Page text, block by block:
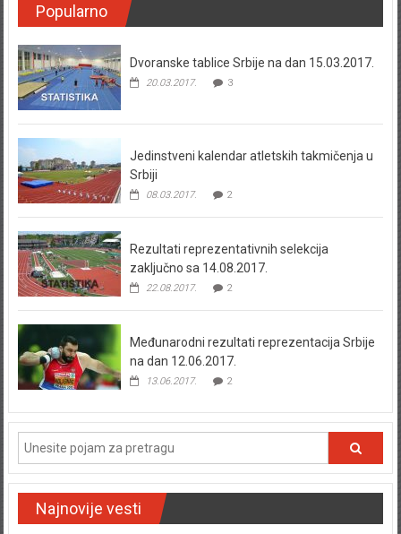
Popularno
Dvoranske tablice Srbije na dan 15.03.2017.
20.03.2017. 3
Jedinstveni kalendar atletskih takmičenja u
Srbiji
08.03.2017. 2
Rezultati reprezentativnih selekcija
zaključno sa 14.08.2017.
22.08.2017. 2
Međunarodni rezultati reprezentacija Srbije
na dan 12.06.2017.
13.06.2017. 2
Najnovije vesti